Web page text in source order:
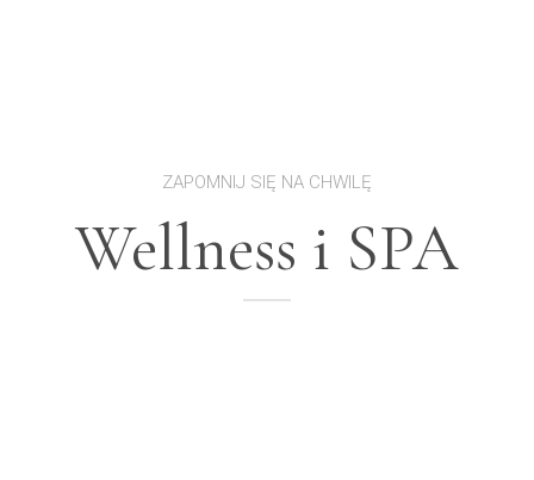
ZAPOMNIJ SIĘ NA CHWILĘ
Wellness i SPA